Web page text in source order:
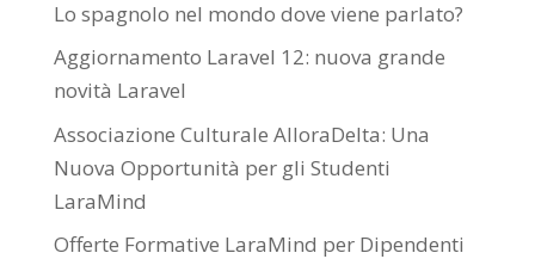
Lo spagnolo nel mondo dove viene parlato?
Aggiornamento Laravel 12: nuova grande
novità Laravel
Associazione Culturale AlloraDelta: Una
Nuova Opportunità per gli Studenti
LaraMind
Offerte Formative LaraMind per Dipendenti